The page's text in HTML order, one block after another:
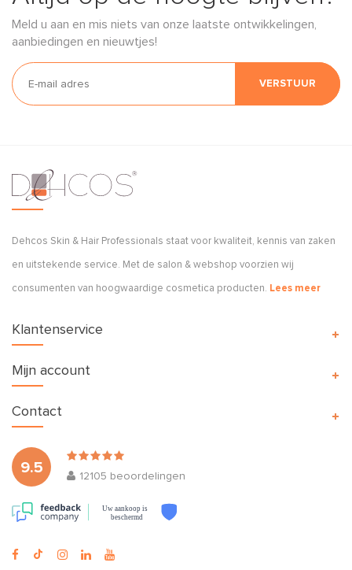
Meld u aan en mis niets van onze laatste ontwikkelingen,
aanbiedingen en nieuwtjes!
VERSTUUR
Dehcos Skin & Hair Professionals staat voor kwaliteit, kennis van zaken
en uitstekende service. Met de salon & webshop voorzien wij
consumenten van hoogwaardige cosmetica producten. Lees meer
Klantenservice
Mijn account
9.5
12105 beoordelingen
Uw aankoop is
beschermd
Contact